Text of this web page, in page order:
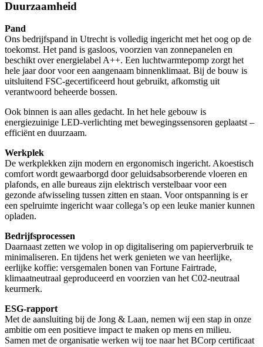
Duurzaamheid
Pand
Ons bedrijfspand in Utrecht is volledig ingericht met het oog op de
toekomst. Het pand is gasloos, voorzien van zonnepanelen en
beschikt over energielabel A++. Een luchtwarmtepomp zorgt het
hele jaar door voor een aangenaam binnenklimaat. Bij de bouw is
uitsluitend FSC-gecertificeerd hout gebruikt, afkomstig uit
verantwoord beheerde bossen.
Ook binnen is aan alles gedacht. In het hele gebouw is
energiezuinige LED-verlichting met bewegingssensoren geplaatst –
efficiënt en duurzaam.
Werkplek
De werkplekken zijn modern en ergonomisch ingericht. Akoestisch
comfort wordt gewaarborgd door geluidsabsorberende vloeren en
plafonds, en alle bureaus zijn elektrisch verstelbaar voor een
gezonde afwisseling tussen zitten en staan. Voor ontspanning is er
een spelruimte ingericht waar collega’s op een leuke manier kunnen
opladen.
Bedrijfsprocessen
Daarnaast zetten we volop in op digitalisering om papierverbruik te
minimaliseren. En tijdens het werk genieten we van heerlijke,
eerlijke koffie: versgemalen bonen van Fortune Fairtrade,
klimaatneutraal geproduceerd en voorzien van het C02-neutraal
keurmerk.
ESG-rapport
Met de aansluiting bij de Jong & Laan, nemen wij een stap in onze
ambitie om een positieve impact te maken op mens en milieu.
Samen met de organisatie werken wij toe naar het BCorp certificaat